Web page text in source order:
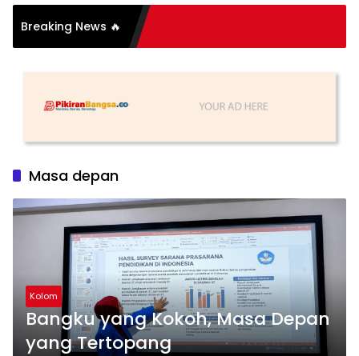
Breaking News 🔥
Masa depan
Kolom
Bangku yang Kokoh, Masa Depan
yang Tertopang